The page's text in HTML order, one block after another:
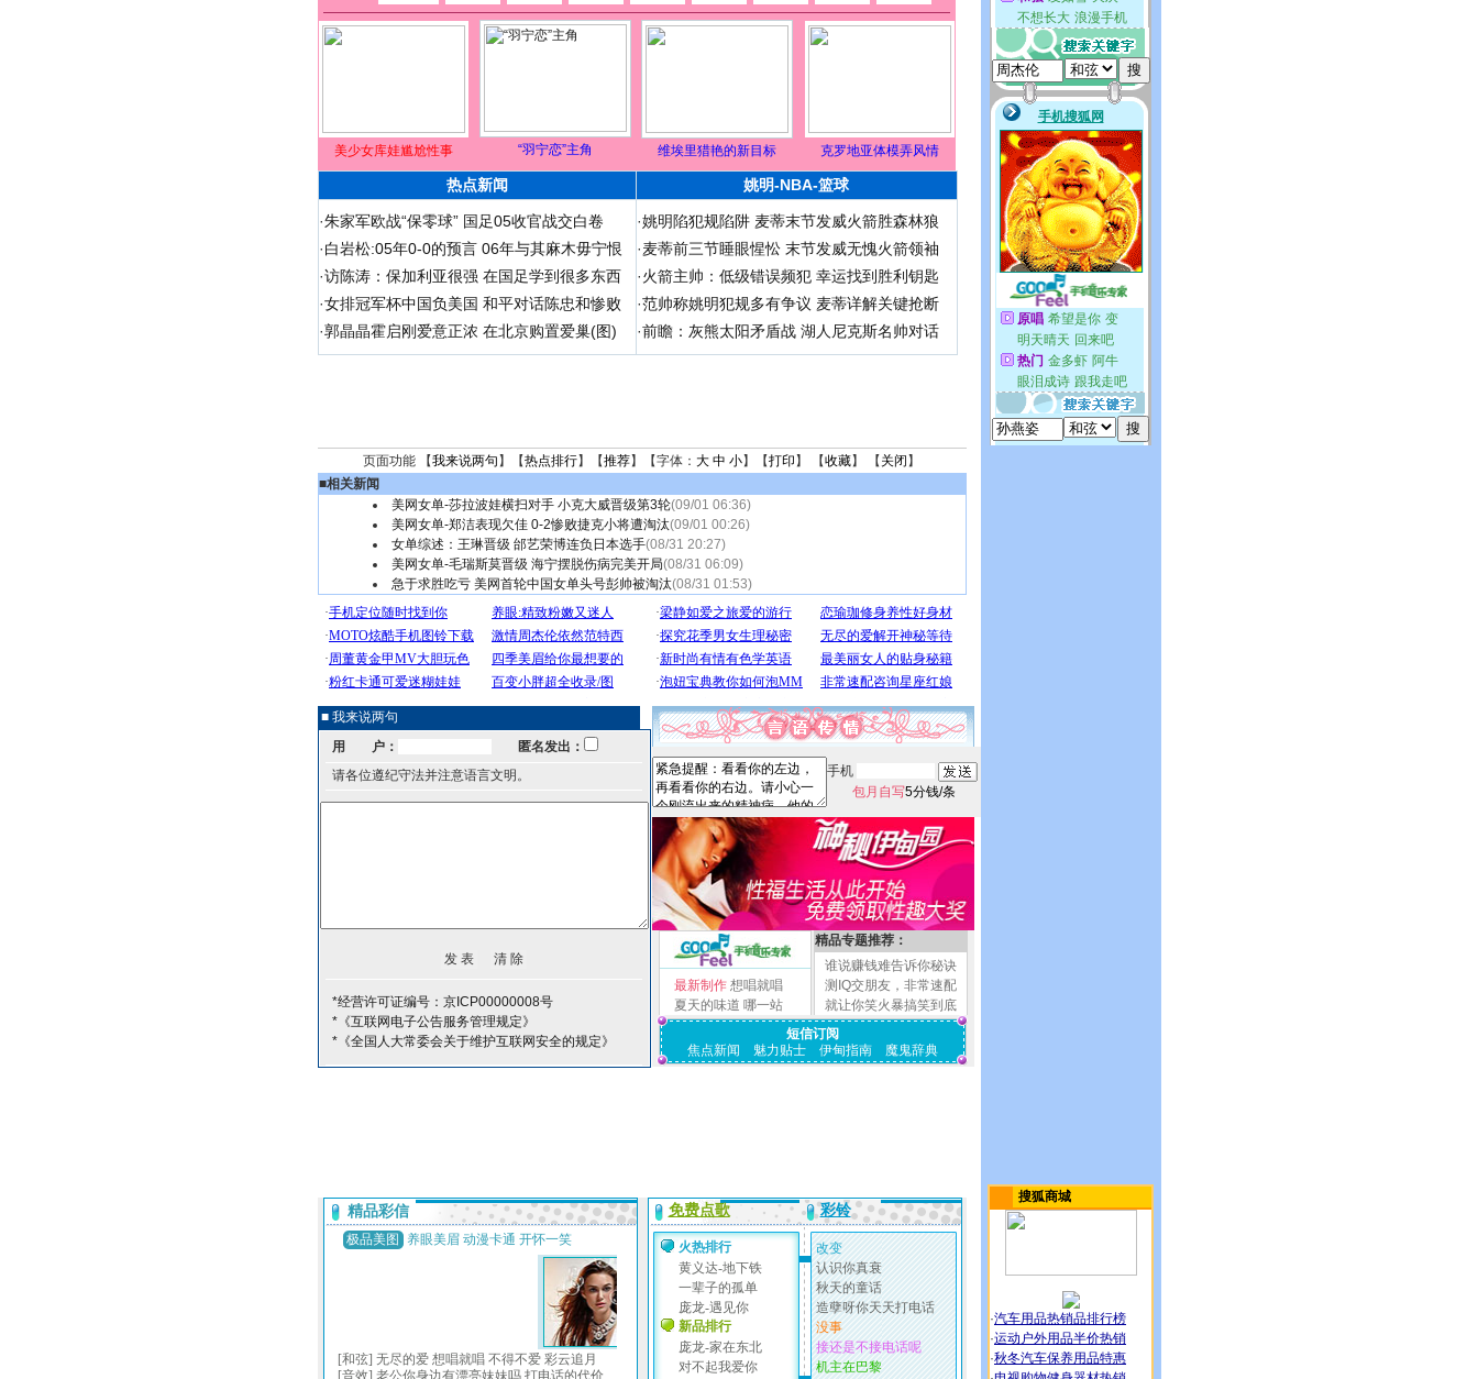
美少女库娃尴尬性事 “羽宁恋”主角 维埃里猎艳的新目标 克罗地亚体模弄风情
热点新闻 姚明-NBA-篮球
·朱家军欧战“保零球” 国足05收官战交白卷
·白岩松:05年0-0的预言 06年与其麻木毋宁恨
·访陈涛：保加利亚很强 在国足学到很多东西
·女排冠军杯中国负美国 和平对话陈忠和惨败
·郭晶晶霍启刚爱意正浓 在北京购置爱巢(图)
·姚明陷犯规陷阱 麦蒂末节发威火箭胜森林狼
·麦蒂前三节睡眼惺忪 末节发威无愧火箭领袖
·火箭主帅：低级错误频犯 幸运找到胜利钥匙
·范帅称姚明犯规多有争议 麦蒂详解关键抢断
·前瞻：灰熊太阳矛盾战 湖人尼克斯名帅对话
页面功能 【我来说两句 】【热点排行】【推荐】【字体： 大 中 小】【打印 】 【收藏】 【 关闭 】
■相关新闻
美网女单-莎拉波娃横扫对手 小克大威晋级第3轮(09/01 06:36)
美网女单-郑洁表现欠佳 0-2惨败捷克小将遭淘汰(09/01 00:26)
女单综述：王琳晋级 邰艺荣博连负日本选手(08/31 20:27)
美网女单-毛瑞斯莫晋级 海宁摆脱伤病完美开局(08/31 06:09)
急于求胜吃亏 美网首轮中国女单头号彭帅被淘汰(08/31 01:53)
■ 我来说两句
用 户：
匿名发出：
请各位遵纪守法并注意语言文明。
*经营许可证编号：京ICP00000008号
*《互联网电子公告服务管理规定》
*《全国人大常委会关于维护互联网安全的规定》
手机
包月自写5分钱/条
最新制作 想唱就唱
夏天的味道 哪一站
精品专题推荐：
谁说赚钱难告诉你秘诀
测IQ交朋友，非常速配
就让你笑火暴搞笑到底
短信订阅
焦点新闻
魅力贴士 伊甸指南 魔鬼辞典
搜狐商城
·汽车用品热销品排行榜
·运动户外用品半价热销
·秋冬汽车保养用品特惠